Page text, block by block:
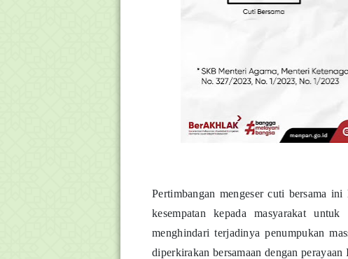
Pertimbangan mengeser cuti bersama
kesempatan kepada masyarakat
menghindari terjadinya penumpukan
diperkirakan bersamaan dengan